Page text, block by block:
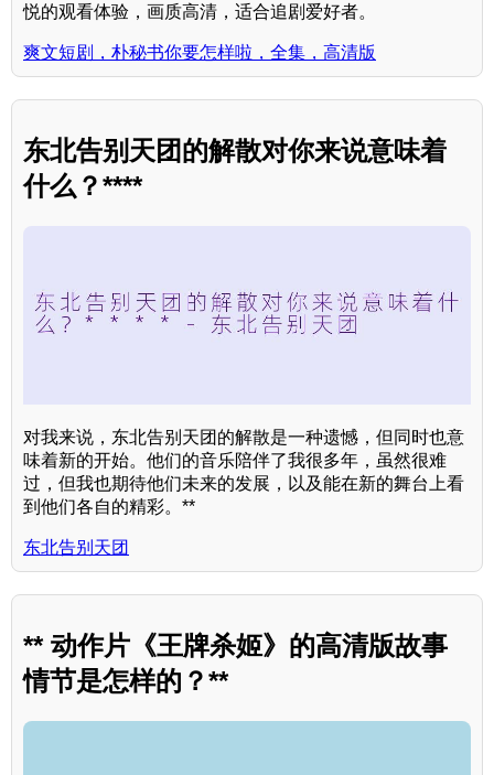
悦的观看体验，画质高清，适合追剧爱好者。
爽文短剧，朴秘书你要怎样啦，全集，高清版
东北告别天团的解散对你来说意味着
什么？****
对我来说，东北告别天团的解散是一种遗憾，但同时也意
味着新的开始。他们的音乐陪伴了我很多年，虽然很难
过，但我也期待他们未来的发展，以及能在新的舞台上看
到他们各自的精彩。**
东北告别天团
** 动作片《王牌杀姬》的高清版故事
情节是怎样的？**